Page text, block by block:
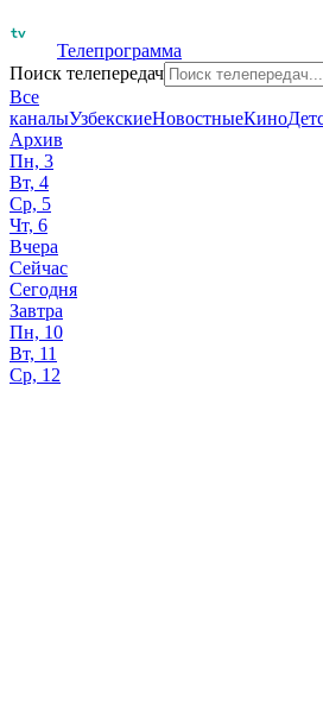
Телепрограмма
Поиск телепередач
Все
каналыУзбекскиеНовостныеКино
Архив
Пн, 3
Вт, 4
Ср, 5
Чт, 6
Вчера
Сейчас
Сегодня
Завтра
Пн, 10
Вт, 11
Ср, 12